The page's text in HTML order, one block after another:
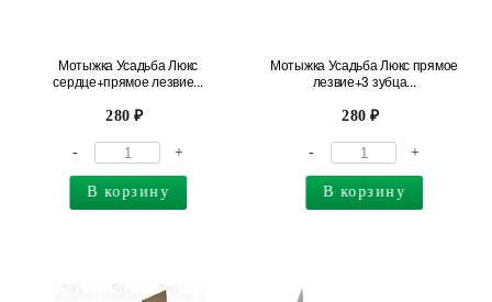
Мотыжка Усадьба Люкс
сердце+прямое лезвие...
280
- +
В корзину
Мотыжка Усадьба Люкс прямое
лезвие+3 зубца...
280
- +
В корзину